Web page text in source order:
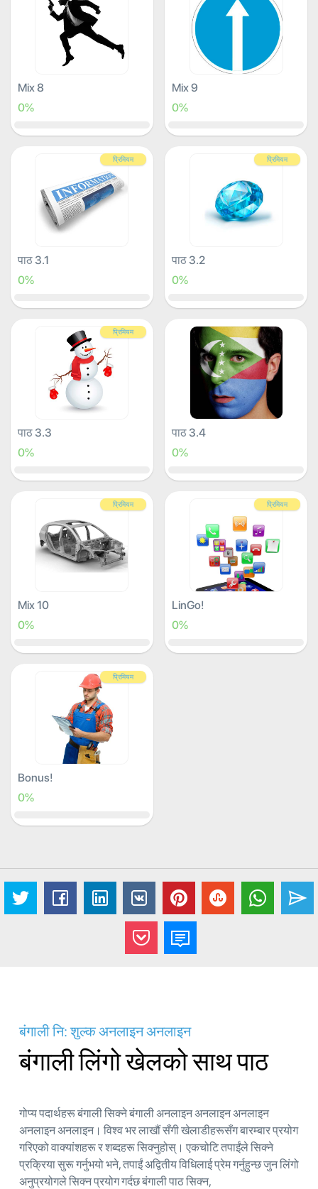
Mix 8
0%
Mix 9
0%
प्रिमियम
पाठ 3.1
0%
प्रिमियम
पाठ 3.2
0%
प्रिमियम
पाठ 3.3
0%
पाठ 3.4
0%
प्रिमियम
Mix 10
0%
प्रिमियम
LinGo!
0%
प्रिमियम
Bonus!
0%
बंगाली नि: शुल्क अनलाइन अनलाइन
बंगाली लिंगो खेलको साथ पाठ
गोप्य पदार्थहरू बंगाली सिक्ने बंगाली अनलाइन अनलाइन अनलाइन
अनलाइन अनलाइन। विश्व भर लाखौं सँगी खेलाडीहरूसँग बारम्बार प्रयोग
गरिएको वाक्यांशहरू र शब्दहरू सिक्नुहोस्। एकचोटि तपाईंले सिक्ने
प्रक्रिया सुरू गर्नुभयो भने, तपाईं अद्वितीय विधिलाई प्रेम गर्नुहुन्छ जुन लिंगो
अनुप्रयोगले सिक्न प्रयोग गर्दछ बंगाली पाठ सिक्न,